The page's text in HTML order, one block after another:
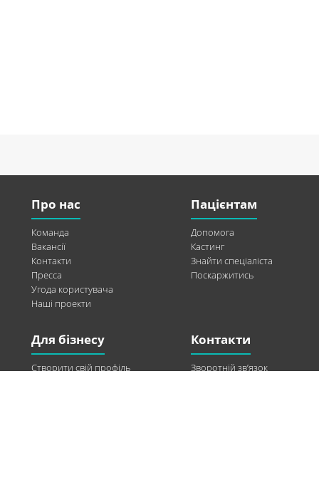
Про нас
Команда
Вакансії
Контакти
Пресса
Угода користувача
Наші проекти
Пацієнтам
Допомога
Кастинг
Знайти спеціаліста
Поскаржитись
Для бізнесу
Створити свій профіль
Контакти
Зворотній зв’язок